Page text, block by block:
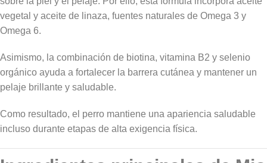
vegetal y aceite de linaza, fuentes naturales de Omega 3 y
Omega 6.
Asimismo, la combinación de biotina, vitamina B2 y selenio
orgánico ayuda a fortalecer la barrera cutánea y mantener un
pelaje brillante y saludable.
Como resultado, el perro mantiene una apariencia saludable
incluso durante etapas de alta exigencia física.